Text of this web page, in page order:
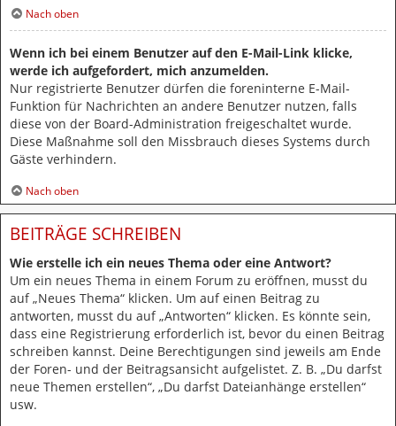
Nach oben
Wenn ich bei einem Benutzer auf den E-Mail-Link klicke,
werde ich aufgefordert, mich anzumelden.
Nur registrierte Benutzer dürfen die foreninterne E-Mail-
Funktion für Nachrichten an andere Benutzer nutzen, falls
diese von der Board-Administration freigeschaltet wurde.
Diese Maßnahme soll den Missbrauch dieses Systems durch
Gäste verhindern.
Nach oben
BEITRÄGE SCHREIBEN
Wie erstelle ich ein neues Thema oder eine Antwort?
Um ein neues Thema in einem Forum zu eröffnen, musst du
auf „Neues Thema“ klicken. Um auf einen Beitrag zu
antworten, musst du auf „Antworten“ klicken. Es könnte sein,
dass eine Registrierung erforderlich ist, bevor du einen Beitrag
schreiben kannst. Deine Berechtigungen sind jeweils am Ende
der Foren- und der Beitragsansicht aufgelistet. Z. B. „Du darfst
neue Themen erstellen“, „Du darfst Dateianhänge erstellen“
usw.